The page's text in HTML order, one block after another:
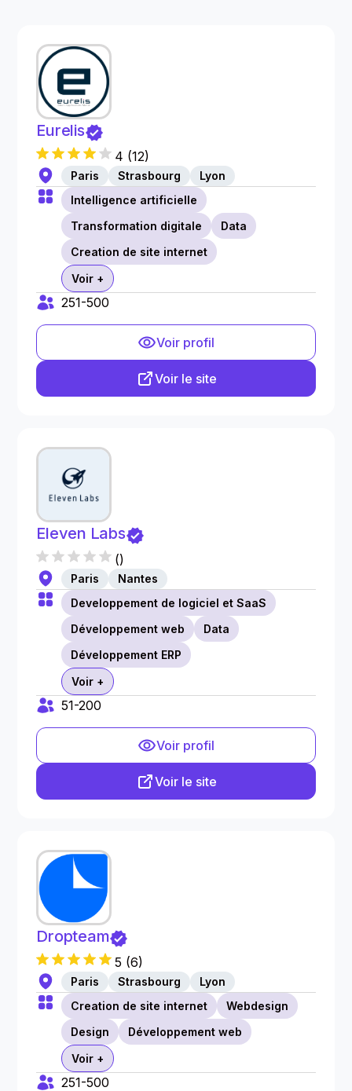
Eurelis
4 (12)
Paris Strasbourg
Lyon
Intelligence artificielle
Transformation digitale
Data
Creation de site internet
Voir +
251-500
Voir profil
Voir le site
Eleven Labs
()
Paris
Nantes
Developpement de logiciel et SaaS
Développement web
Data
Développement ERP
Voir +
51-200
Voir profil
Voir le site
Dropteam
5 (6)
Paris Strasbourg
Lyon
Creation de site internet
Webdesign
Design
Développement web
Voir +
251-500